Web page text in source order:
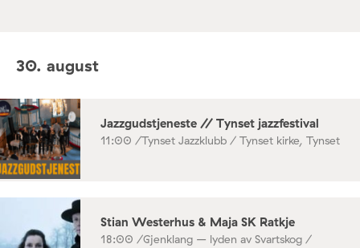
30. august
Jazzgudstjeneste // Tynset jazzfestival
11:00 /Tynset Jazzklubb / Tynset kirke, Tynset
Stian Westerhus & Maja SK Ratkje
18:00 /Gjenklang – lyden av Svartskog /